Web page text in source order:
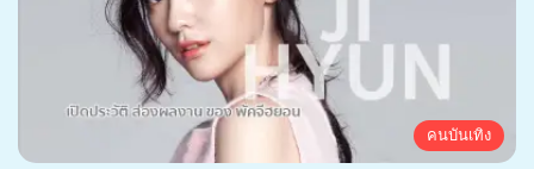
คนบันเทิง